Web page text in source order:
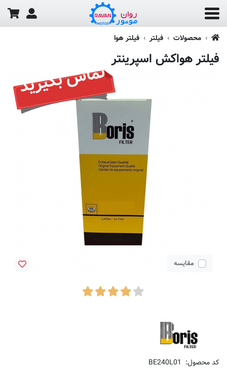
محصولات فیلتر فیلتر هوا
فیلتر هواکش اسپرینتر
تماس بگیرید
مقایسه
کد محصول: BE240L01